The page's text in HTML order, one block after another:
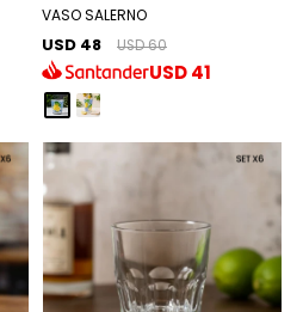
VASO SALERNO
USD 48 USD 60
USD41